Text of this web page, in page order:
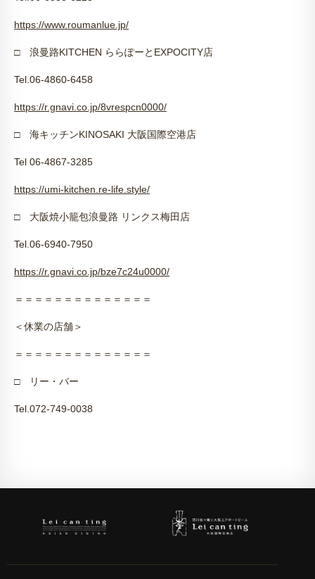
https://www.roumanlue.jp/
□浪曼路KITCHEN ららぽーと EXPOCITY店
Tel.06-4860-6458
https://r.gnavi.co.jp/8vrespcn0000/
□海キッチンKINOSAKI 大阪国際空港店
Tel 06-4867-3285
https://umi-kitchen.re-life.style/
□大阪焼小籠包浪曼路 リンクス梅田店
Tel.06-6940-7950
https://r.gnavi.co.jp/bze7c24u0000/
＝＝＝＝＝＝＝＝＝＝＝＝＝＝
＜休業の店舗＞
＝＝＝＝＝＝＝＝＝＝＝＝＝＝
□リー・バー
Tel.072-749-0038